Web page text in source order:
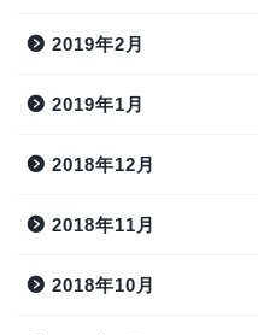
2019年2月
2019年1月
2018年12月
2018年11月
2018年10月